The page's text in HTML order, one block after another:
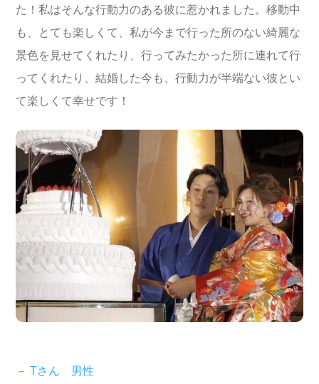
た！私はそんな行動力のある彼に惹かれました。移動中
も、とても楽しくて、私が今まで行った所のない綺麗な
景色を見せてくれたり、行ってみたかった所に連れて行
ってくれたり、結婚した今も、行動力が半端ない彼とい
て楽しくて幸せです！
－ Tさん 男性